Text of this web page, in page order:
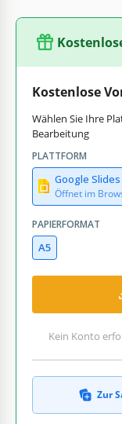
Kostenlose
Wählen Sie Ihre
Bearbeitung
PLATTFORM
Google Slides
Öffnet im
PAPIERFORMAT
A5
Kein Konto
Zur